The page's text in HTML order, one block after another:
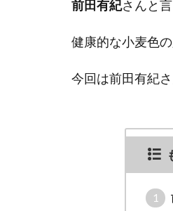
前田有紀さんと
健康的な小麦色
今回は前田有紀
1